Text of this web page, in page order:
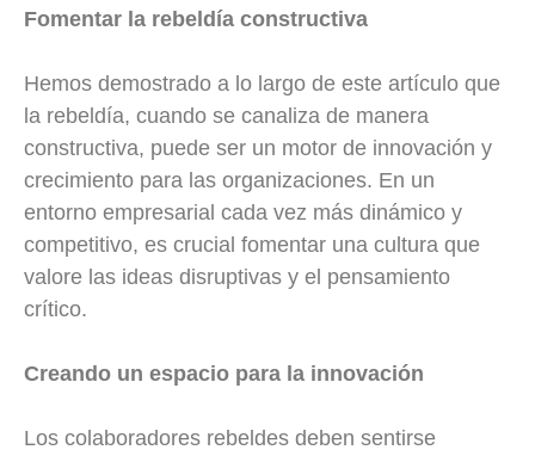
Fomentar la rebeldía constructiva
Hemos demostrado a lo largo de este artículo que
la rebeldía, cuando se canaliza de manera
constructiva, puede ser un motor de innovación y
crecimiento para las organizaciones. En un
entorno empresarial cada vez más dinámico y
competitivo, es crucial fomentar una cultura que
valore las ideas disruptivas y el pensamiento
crítico.
Creando un espacio para la innovación
Los colaboradores rebeldes deben sentirse